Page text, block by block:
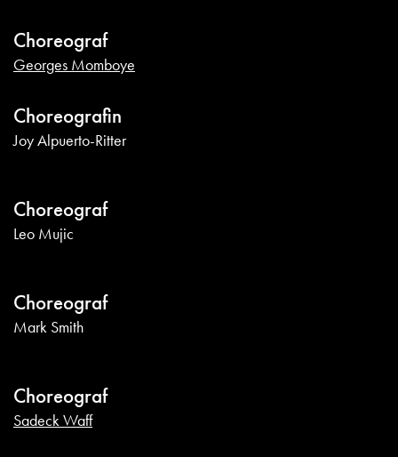
Choreograf
Georges Momboye
Choreografin
Joy Alpuerto-Ritter
Choreograf
Leo Mujic
Choreograf
Mark Smith
Choreograf
Sadeck Waff